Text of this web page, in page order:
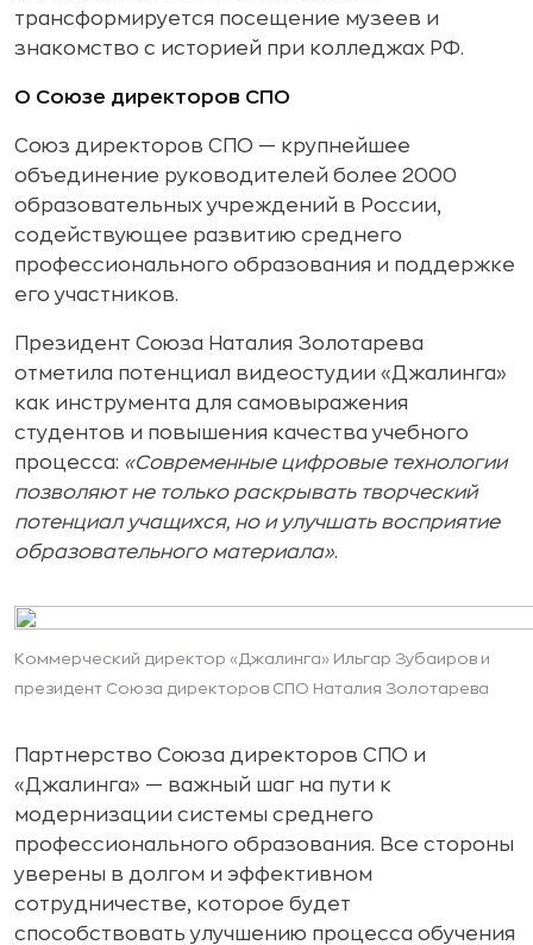
трансформируется посещение музеев и
знакомство с историей при колледжах РФ.
О Союзе директоров СПО
Союз директоров СПО — крупнейшее
объединение руководителей более 2000
образовательных учреждений в России,
содействующее развитию среднего
профессионального образования и поддержке
его участников.
Президент Союза Наталия Золотарева
отметила потенциал видеостудии «Джалинга»
как инструмента для самовыражения
студентов и повышения качества учебного
процесса: «Современные цифровые технологии
позволяют не только раскрывать творческий
потенциал учащихся, но и улучшать восприятие
образовательного материала».
Коммерческий директор «Джалинга» Ильгар Зубаиров и
президент Союза директоров СПО Наталия Золотарева
Партнерство Союза директоров СПО и
«Джалинга» — важный шаг на пути к
модернизации системы среднего
профессионального образования. Все стороны
уверены в долгом и эффективном
сотрудничестве, которое будет
способствовать улучшению процесса обучения